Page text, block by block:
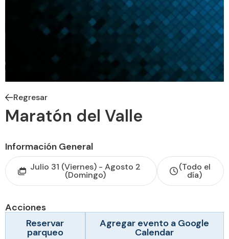
Regresar
Maratón del Valle
Información General
Julio 31 (Viernes) - Agosto 2
(Domingo)
(Todo el
día)
Acciones
Reservar
parqueo
Agregar evento a Google
Calendar